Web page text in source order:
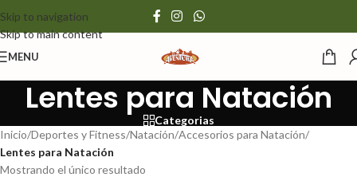
Skip to navigation
Skip to main content
MENU
Lentes para Natación
Categorias
Inicio/Deportes y Fitness/Natación/Accesorios para Natación/
Lentes para Natación
Mostrando el único resultado